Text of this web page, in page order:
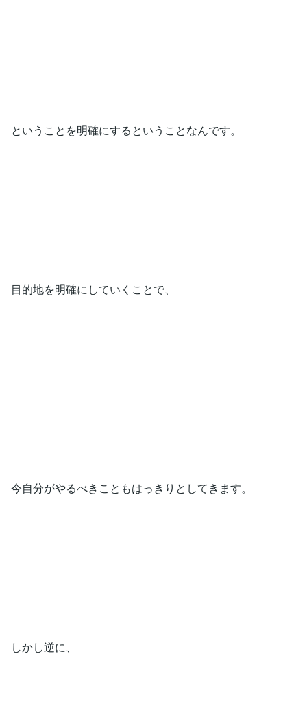
ということを明確にするということなんです。
目的地を明確にしていくことで、
今自分がやるべきこともはっきりとしてきます。
しかし逆に、